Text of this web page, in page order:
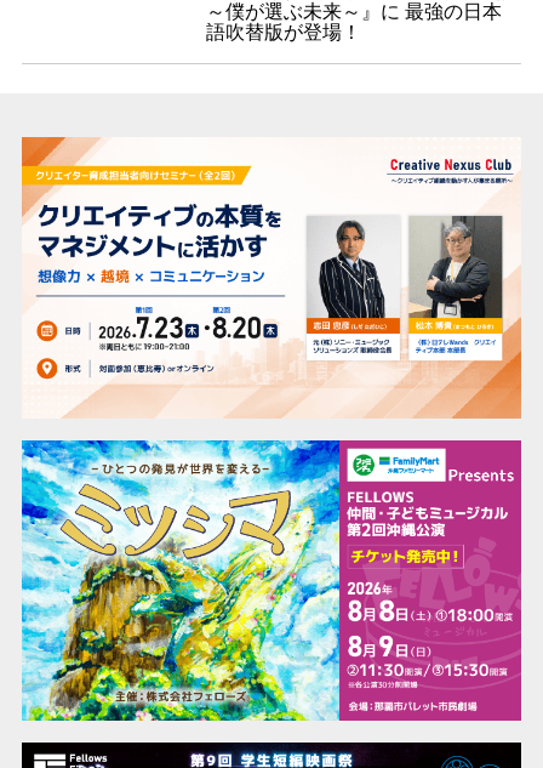
～僕が選ぶ未来～』に 最強の日本
語吹替版が登場！